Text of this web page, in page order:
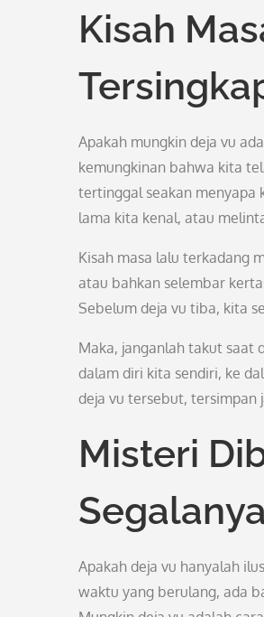
Kisah
Apakah mungkin deja vu
kemungkinan bahwa kita
tertinggal seakan menyapa
lama kita kenal, atau
Kisah masa lalu terkadang
atau bahkan selembar
Sebelum deja vu tiba, kita
Maka, janganlah takut saat
dalam diri kita sendiri, ke
deja vu tersebut, tersimpan
Misteri
Apakah deja vu hanyalah
waktu yang berulang, ada